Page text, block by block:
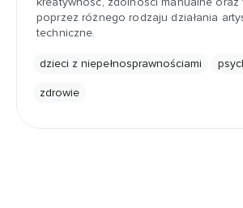
poprzez różnego rodzaju działania
techniczne.
dzieci z niepełnosprawnościami
zdrowie